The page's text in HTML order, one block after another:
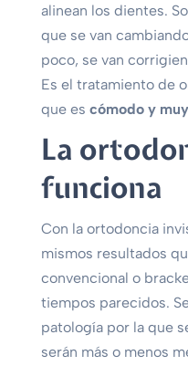
alinean los dientes.
que se van
poco, se van
Es el tratamiento de
que es cómodo y
La
funciona
Con la ortodoncia
mismos resultados
convencional o
tiempos parecidos.
patología por la que
serán más o menos